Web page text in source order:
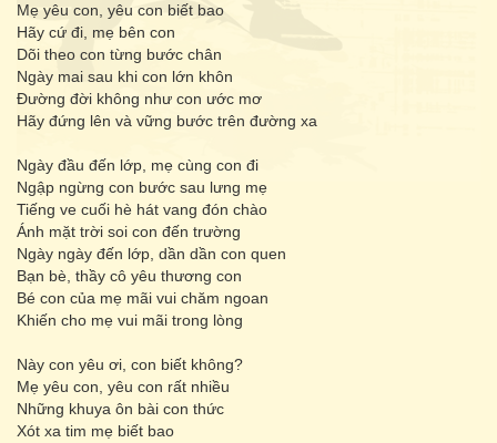
Mẹ yêu con, yêu con biết bao
Hãy cứ đi, mẹ bên con
Dõi theo con từng bước chân
Ngày mai sau khi con lớn khôn
Đường đời không như con ước mơ
Hãy đứng lên và vững bước trên đường xa
Ngày đầu đến lớp, mẹ cùng con đi
Ngập ngừng con bước sau lưng mẹ
Tiếng ve cuối hè hát vang đón chào
Ánh mặt trời soi con đến trường
Ngày ngày đến lớp, dần dần con quen
Bạn bè, thầy cô yêu thương con
Bé con của mẹ mãi vui chăm ngoan
Khiến cho mẹ vui mãi trong lòng
Này con yêu ơi, con biết không?
Mẹ yêu con, yêu con rất nhiều
Những khuya ôn bài con thức
Xót xa tim mẹ biết bao